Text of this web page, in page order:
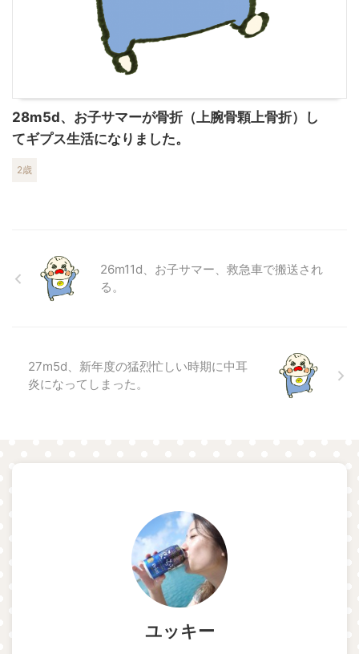
28m5d、お子サマーが骨折（上腕骨顆上骨折）し
てギプス生活になりました。
2歳
26m11d、お子サマー、救急車で搬送され
る。
27m5d、新年度の猛烈忙しい時期に中耳
炎になってしまった。
ユッキー